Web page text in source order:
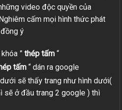
video độc quyền của
cấm mọi hình thức phát
ý
” thép tấm “
tấm “ dán ra google
sẽ thấy trang như hình dưới(
sẽ ở đầu trang 2 google ) thì